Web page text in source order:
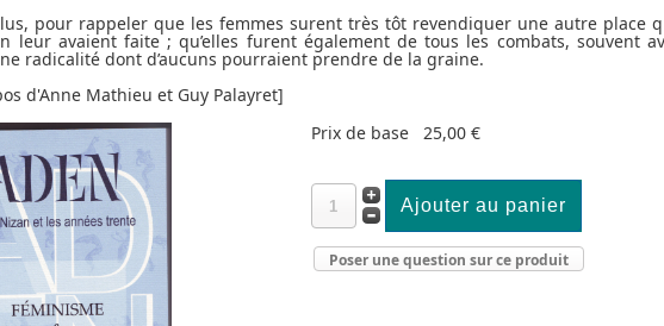
pour rappeler que les femmes surent très tôt revendiquer une autre place
leur avaient faite ; qu’elles furent également de tous les combats, souvent
radicalité dont d’aucuns pourraient prendre de la graine.
d'Anne Mathieu et Guy Palayret]
Prix de base
25,00 €
Poser une question sur ce produit